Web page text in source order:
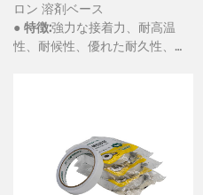
ロン 溶剤ベース
● 特徴:強力な接着力、耐高温
性、耐候性、優れた耐久性、防